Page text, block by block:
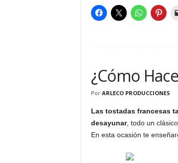
¿Cómo
Por ARLECO PRODUCCIONES
Las tostadas francesas
desayunar, todo un
En esta ocasión te